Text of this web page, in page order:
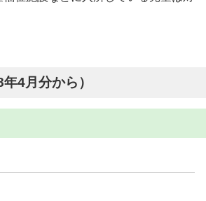
4月分から）